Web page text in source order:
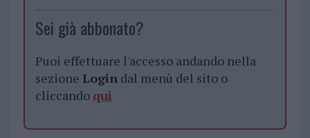
Sei già abbonato?
Puoi effettuare l'accesso andando nella
sezione Logindal menù del sito o
cliccando qui